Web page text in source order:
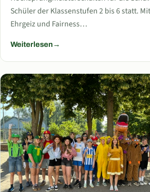
Schüler der Klassenstufen 2 bis 6 statt.
Ehrgeiz und Fairness…
Weiterlesen